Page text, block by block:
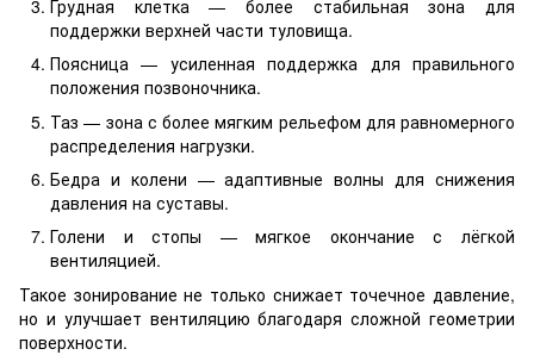
Грудная клетка — более стабильная зона для
поддержки верхней части туловища.
Поясница — усиленная поддержка для правильного
положения позвоночника.
Таз — зона с более мягким рельефом для равномерного
распределения нагрузки.
Бедра и колени — адаптивные волны для снижения
давления на суставы.
Голени и стопы — мягкое окончание с лёгкой
вентиляцией.
Такое зонирование не только снижает точечное давление,
но и улучшает вентиляцию благодаря сложной геометрии
поверхности.